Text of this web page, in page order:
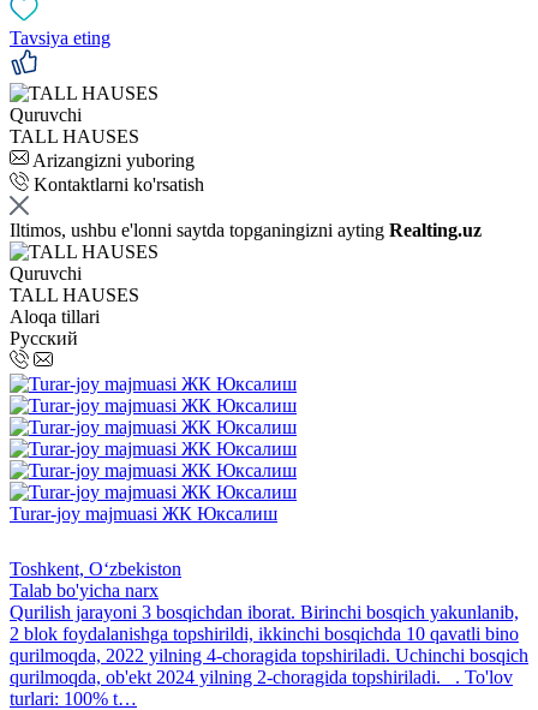
Tavsiya eting
Quruvchi
TALL HAUSES
Arizangizni yuboring
Kontaktlarni ko'rsatish
Iltimos, ushbu e'lonni saytda topganingizni ayting Realting.uz
Quruvchi
TALL HAUSES
Aloqa tillari
Русский
Turar-joy majmuasi ЖК Юксалиш
Toshkent, Oʻzbekiston
Talab bo'yicha narx
Qurilish jarayoni 3 bosqichdan iborat. Birinchi bosqich yakunlanib,
2 blok foydalanishga topshirildi, ikkinchi bosqichda 10 qavatli bino
qurilmoqda, 2022 yilning 4-choragida topshiriladi. Uchinchi bosqich
qurilmoqda, ob'ekt 2024 yilning 2-choragida topshiriladi. . To'lov
turlari: 100% t…